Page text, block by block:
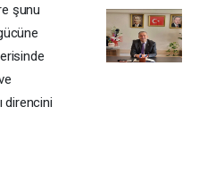
şunu
direncini